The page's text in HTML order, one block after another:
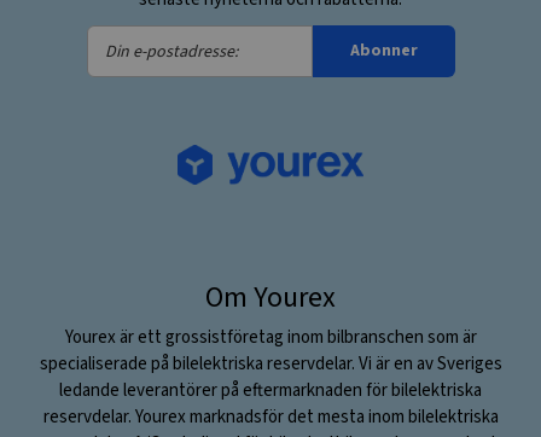
Din
e-
Abonner
Om Yourex
Yourex är ett grossistföretag inom bilbranschen som är
specialiserade på bilelektriska reservdelar. Vi är en av Sveriges
ledande leverantörer på eftermarknaden för bilelektriska
reservdelar. Yourex marknadsför det mesta inom bilelektriska